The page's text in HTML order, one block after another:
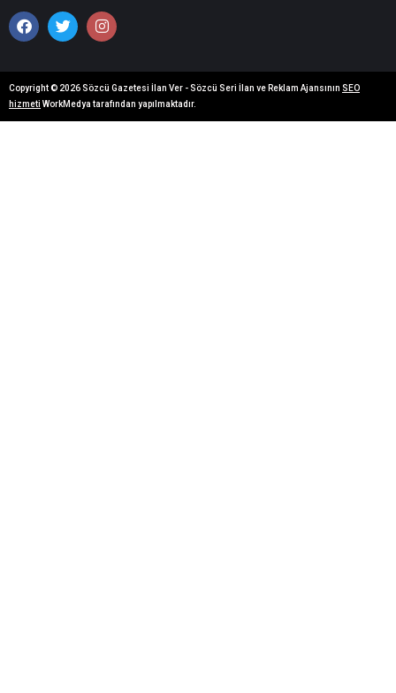
Copyright © 2026 Sözcü Gazetesi İlan Ver - Sözcü Seri İlan ve Reklam Ajansının SEO
hizmeti WorkMedya tarafından yapılmaktadır.